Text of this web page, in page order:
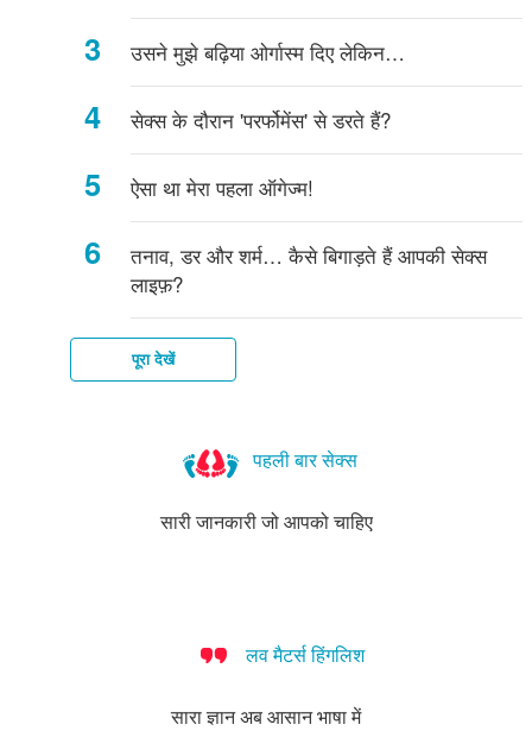
उसने मुझे बढ़िया ओर्गास्म दिए लेकिन…
सेक्स के दौरान 'परर्फोमेंस' से डरते हैं?
ऐसा था मेरा पहला ऑगेज्म!
तनाव, डर और शर्म… कैसे बिगाड़ते हैं आपकी सेक्स
लाइफ़?
पूरा देखें
पहली बार सेक्स
सारी जानकारी जो आपको चाहिए
लव मैटर्स हिंगलिश
सारा ज्ञान अब आसान भाषा में